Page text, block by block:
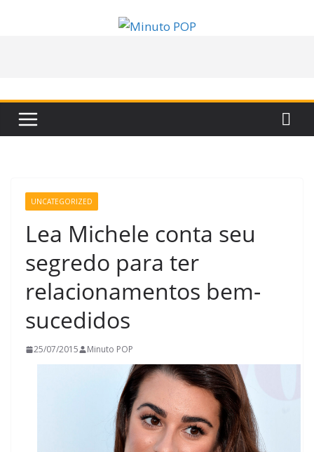
UNCATEGORIZED
Lea Michele conta seu
segredo para ter
relacionamentos bem-
sucedidos
25/07/2015 Minuto POP